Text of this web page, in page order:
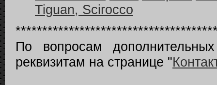
Tiguan, Scirocco
По вопросам
реквизитам на странице "